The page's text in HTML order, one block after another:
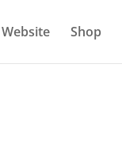
Shop